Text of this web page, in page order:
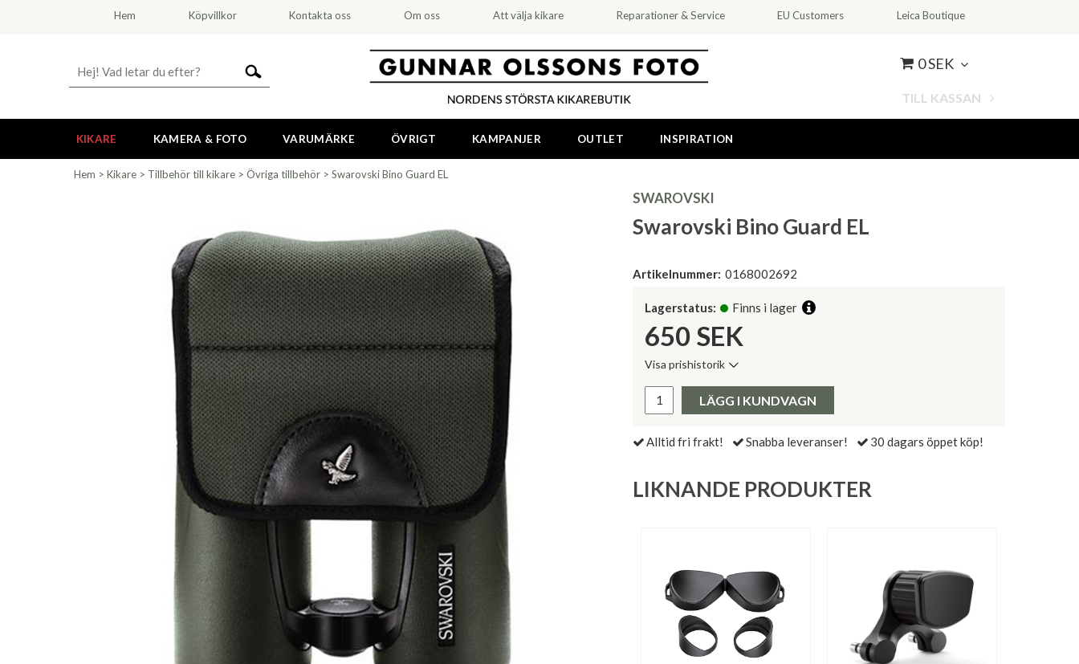
Hem Köpvillkor Kontakta oss Om oss Att välja kikare Reparationer & Service EU Customers Leica Boutique
0 SEK
TILL KASSAN
KIKARE KAMERA & FOTO VARUMÄRKE ÖVRIGT KAMPANJER OUTLET INSPIRATION
Hem > Kikare > Tillbehör till kikare > Övriga tillbehör > Swarovski Bino Guard EL
SWAROVSKI
Swarovski Bino Guard EL
Artikelnummer: 0168002692
Lagerstatus: Finns i lager
650 SEK
Visa prishistorik
Pris:
LÄGG I KUNDVAGN
Alltid fri frakt! Snabba leveranser! 30 dagars öppet köp!
LIKNANDE PRODUKTER